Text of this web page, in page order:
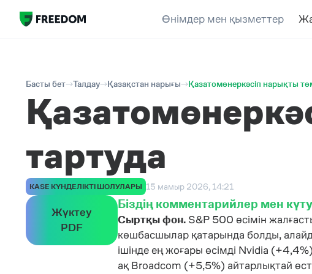
Өнімдер мен қызметтер
Басты бет Талдау Қазақстан нарығы Қазатомөнеркәсіп нарықты
тартуда
KASE КҮНДЕЛІКТІ ШОЛУЛАРЫ 15 мамыр 2026, 14:21
Жүктеу
PDF
Біздің комментарийлер мен
Сыртқы фон.S&P 500 өсімін
көшбасшылар қатарында болды,
ішінде ең жоғары өсімді Nvidia
ақ Broadcom (+5,5%) айтарлықтай